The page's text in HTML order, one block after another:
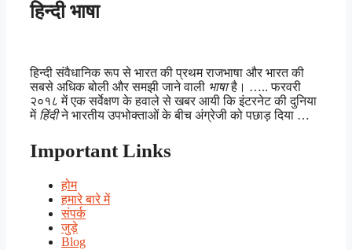
हिन्दी भाषा
हिन्दी संवैधानिक रूप से भारत की प्रथम राजभाषा और भारत की
सबसे अधिक बोली और समझी जाने वाली भाषाहै। ….. फरवरी
२०१८ में एक सर्वेक्षण के हवाले से खबर आयी कि इंटरनेट की दुनिया
में हिंदीने भारतीय उपभोक्ताओं के बीच अंग्रेजी को पछाड़ दिया …
Important Links
होम
हमारे बारे में
संपर्क
जुड़े
Blog